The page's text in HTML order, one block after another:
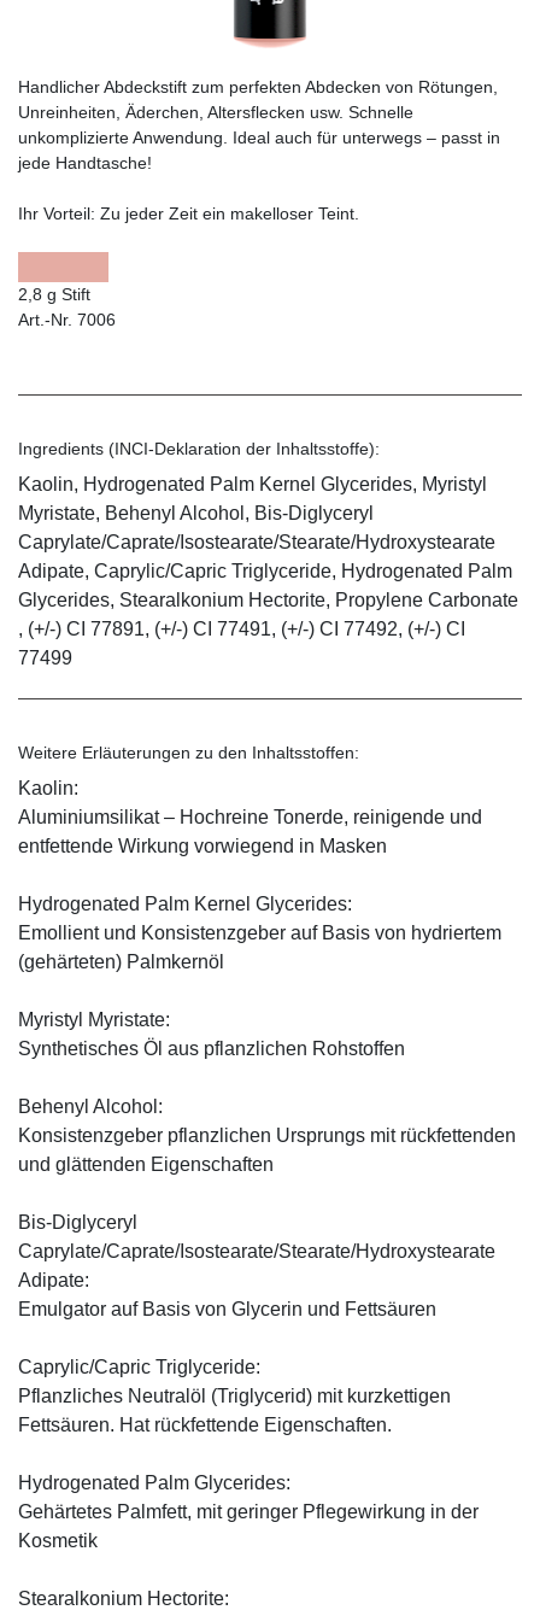
Handlicher Abdeckstift zum perfekten Abdecken von Rötungen,
Unreinheiten, Äderchen, Altersflecken usw. Schnelle
unkomplizierte Anwendung. Ideal auch für unterwegs – passt in
jede Handtasche!
Ihr Vorteil: Zu jeder Zeit ein makelloser Teint.
2,8 g Stift
Art.-Nr. 7006
Ingredients (INCI-Deklaration der Inhaltsstoffe):
Kaolin, Hydrogenated Palm Kernel Glycerides, Myristyl
Myristate, Behenyl Alcohol, Bis-Diglyceryl
Caprylate/Caprate/Isostearate/Stearate/Hydroxystearate
Adipate, Caprylic/Capric Triglyceride, Hydrogenated Palm
Glycerides, Stearalkonium Hectorite, Propylene Carbonate
, (+/-) CI 77891, (+/-) CI 77491, (+/-) CI 77492, (+/-) CI
77499
Weitere Erläuterungen zu den Inhaltsstoffen:
Kaolin:
Aluminiumsilikat – Hochreine Tonerde, reinigende und
entfettende Wirkung vorwiegend in Masken
Hydrogenated Palm Kernel Glycerides:
Emollient und Konsistenzgeber auf Basis von hydriertem
(gehärteten) Palmkernöl
Myristyl Myristate:
Synthetisches Öl aus pflanzlichen Rohstoffen
Behenyl Alcohol:
Konsistenzgeber pflanzlichen Ursprungs mit rückfettenden
und glättenden Eigenschaften
Bis-Diglyceryl
Caprylate/Caprate/Isostearate/Stearate/Hydroxystearate
Adipate:
Emulgator auf Basis von Glycerin und Fettsäuren
Caprylic/Capric Triglyceride:
Pflanzliches Neutralöl (Triglycerid) mit kurzkettigen
Fettsäuren. Hat rückfettende Eigenschaften.
Hydrogenated Palm Glycerides:
Gehärtetes Palmfett, mit geringer Pflegewirkung in der
Kosmetik
Stearalkonium Hectorite: